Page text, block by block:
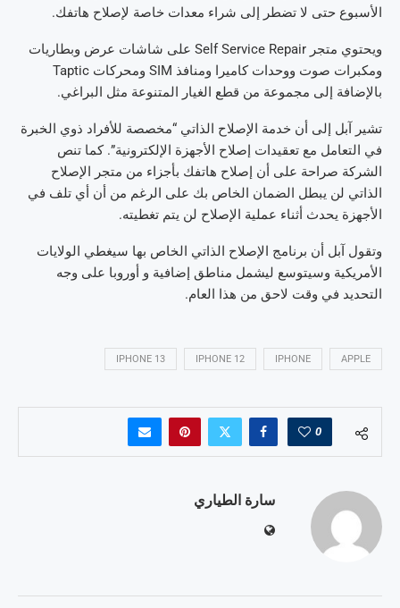
الأسبوع حتى لا تضطر إلى شراء معدات خاصة لإصلاح هاتفك.
ويحتوي متجر Self Service Repair على شاشات عرض وبطاريات
ومكبرات صوت ووحدات كاميرا ومنافذ SIM ومحركات Taptic
بالإضافة إلى مجموعة من قطع الغيار المتنوعة مثل البراغي.
تشير آبل إلى أن خدمة الإصلاح الذاتي “مخصصة للأفراد ذوي الخبرة
في التعامل مع تعقيدات إصلاح الأجهزة الإلكترونية”. كما تنص
الشركة صراحة على أن إصلاح هاتفك بأجزاء من متجر الإصلاح
الذاتي لن يبطل الضمان الخاص بك على الرغم من أن أي تلف في
الأجهزة يحدث أثناء عملية الإصلاح لن يتم تغطيته.
وتقول آبل أن برنامج الإصلاح الذاتي الخاص بها سيغطي الولايات
الأمريكية وسيتوسع ليشمل مناطق إضافية و أوروبا على وجه
التحديد في وقت لاحق من هذا العام.
APPLE
IPHONE
IPHONE 12
IPHONE 13
0
سارة الطياري